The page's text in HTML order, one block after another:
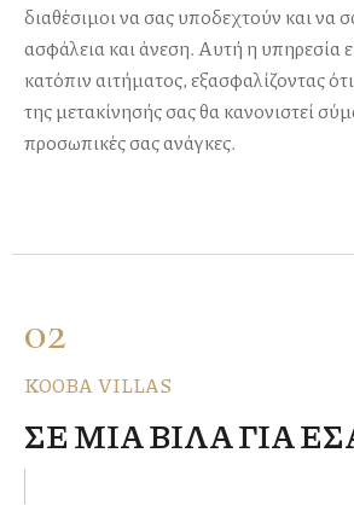
διαθέσιμοι να σας υποδεχτούν και να
ασφάλεια και άνεση. Αυτή η υπηρεσία
κατόπιν αιτήματος, εξασφαλίζοντας
της μετακίνησής σας θα κανονιστεί
προσωπικές σας ανάγκες.
02
KOOBA VILLAS
ΣΕ ΜΙΑ ΒΙΛΑ ΓΙΑ